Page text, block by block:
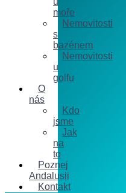
moře
Nemovitosti
s
bazénem
Nemovitosti
u
golfu
O
nás
Kdo
jsme
Jak
na
to
Poznej
Andalusii
Kontakt